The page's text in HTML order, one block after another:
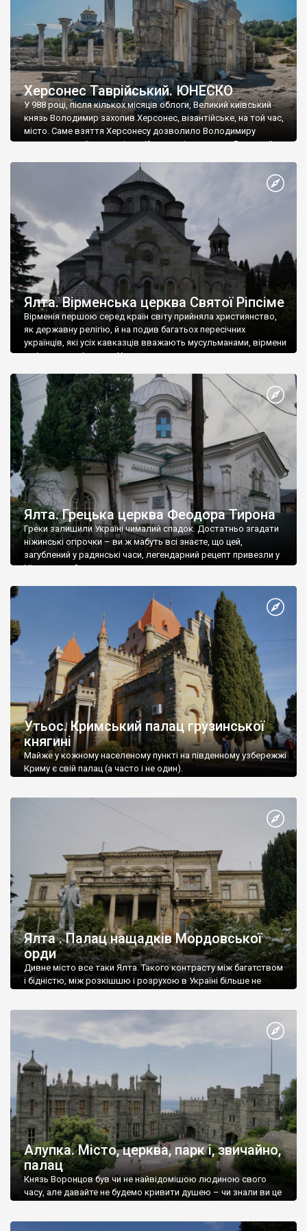
Херсонес Таврійський. ЮНЕСКО
У 988 році, після кількох місяців облоги, Великий київський
князь Володимир захопив Херсонес, візантійське, на той час,
місто. Саме взяття Херсонесу дозволило Володимиру
диктувати свої умови візантійському імператору Василю ІІ, та
Херсонесі Володимир-язичник, став Василем-християнином.
А потім було Хрещення Русі. На честь Херсонесу Таврійського
Ялта. Вірменська церква Святої Ріпсіме
Вірменія першою серед країн світу прийняла християнство,
як державну релігію, й на подив багатьох пересічних
українців, які усіх кавказців вважають мусульманами, вірмени
є відданими вірянами Христа
Ялта. Грецька церква Феодора Тирона
Греки залишили Україні чималий спадок. Достатньо згадати
ніжинські огірочки – ви ж мабуть всі знаєте, що цей,
загублений у радянські часи, легендарний рецепт привезли у
Ніжин греки?
Утьос. Кримський палац грузинської
княгині
Майже у кожному населеному пункті на південному узбережжі
Криму є свій палац (а часто і не один).
Ялта . Палац нащадків Мордовської
орди
Дивне місто все таки Ялта. Такого контрасту між багатством
і бідністю, між розкішшю і розрухою в Україні більше не
Алупка. Місто, церква, парк і, звичайно,
палац
Князь Воронцов був чи не найвідомішою людиною свого
часу, але давайте не будемо кривити душею – чи знали ви це